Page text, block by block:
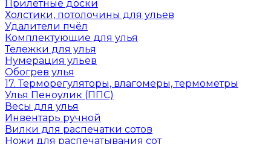
Прилетные доски
Холстики, потолочины для ульев
Удалители пчёл
Комплектующие для улья
Тележки для улья
Нумерация ульев
Обогрев улья
17. Терморегуляторы, влагомеры, термометры
Улья Пеноулик (ППС)
Весы для улья
Инвентарь ручной
Вилки для распечатки сотов
Ножи для распечатывания сот